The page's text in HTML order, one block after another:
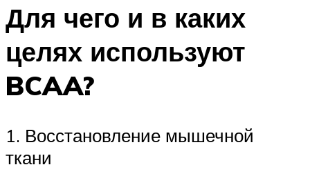
Для чего и в каких
целях используют
BCAA?
1. Восстановление мышечной
ткани